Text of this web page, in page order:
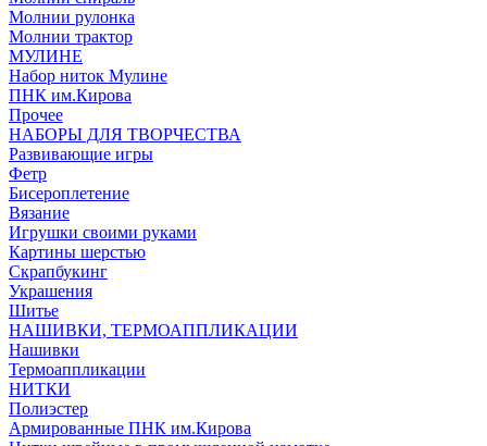
Молнии рулонка
Молнии трактор
МУЛИНЕ
Набор ниток Мулине
ПНК им.Кирова
Прочее
НАБОРЫ ДЛЯ ТВОРЧЕСТВА
Развивающие игры
Фетр
Бисероплетение
Вязание
Игрушки своими руками
Картины шерстью
Скрапбукинг
Украшения
Шитье
НАШИВКИ, ТЕРМОАППЛИКАЦИИ
Нашивки
Термоаппликации
НИТКИ
Полиэстер
Армированные ПНК им.Кирова